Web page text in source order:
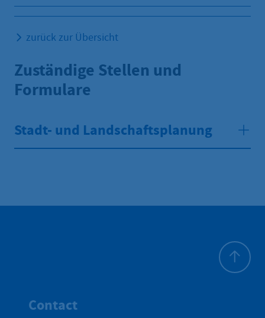
zurück zur Übersicht
Zuständige Stellen und
Formulare
Stadt- und Landschaftsplanung
Contact